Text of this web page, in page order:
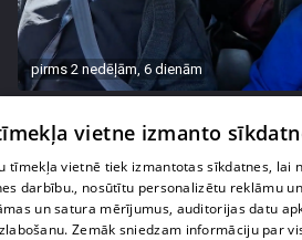
pirms 2 nedēļām, 6 dienām
satraukta par draudzeņu
vietne izmanto
tīmekļa vietnē tiek izmantotas sīkdatnes, lai
darbību., nosūtītu personalizētu reklāmu
un satura mērījumus, auditorijas datu
Zemāk sniedzam informāciju par